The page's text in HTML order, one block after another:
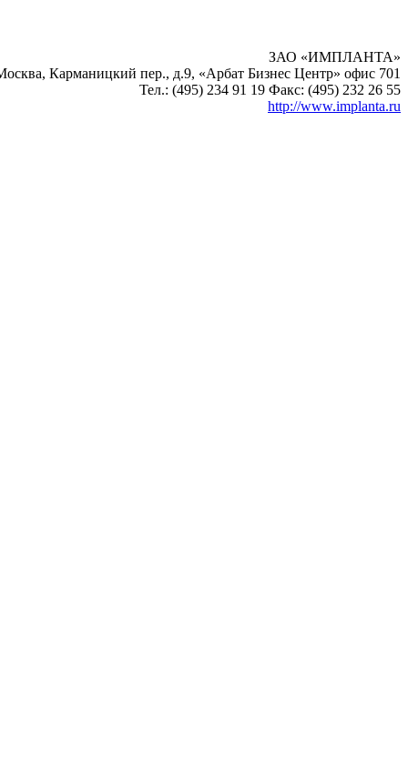
ЗАО «ИМПЛАНТА»
Карманицкий пер., д.9, «Арбат Бизнес Центр» офис 701
Тел.: (495) 234 91 19 Факc: (495) 232 26 55
http://www.implanta.ru